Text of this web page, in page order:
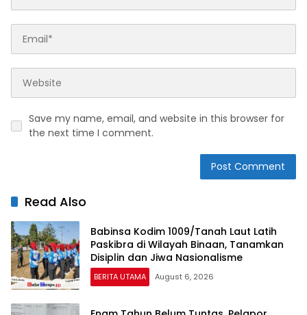
Save my name, email, and website in this browser for
the next time I comment.
Read Also
Babinsa Kodim 1009/Tanah Laut Latih
Paskibra di Wilayah Binaan, Tanamkan
Disiplin dan Jiwa Nasionalisme
BERITA UTAMA August 6, 2026